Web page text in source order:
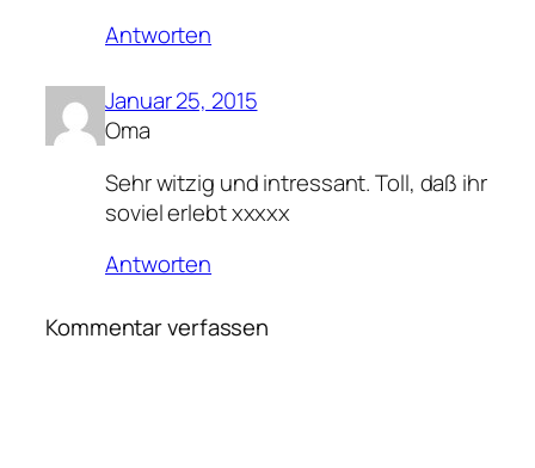
Antworten
Januar 25, 2015
Oma
Sehr witzig und intressant. Toll, daß ihr
soviel erlebt xxxxx
Antworten
Kommentar verfassen